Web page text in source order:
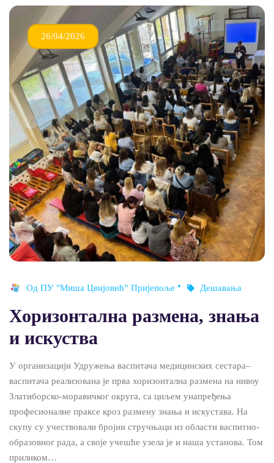
26/04/2026
Од ПУ "Миша Цвијовић” Пријепоље Дешавања
Хоризонтална размена, знања
и искуства
У организацији Удружења васпитача медицинских сестара–
васпитача реализована је прва хоризонтална размена на нивоу
Златиборско-моравичког округа, са циљем унапређења
професионалне праксе кроз размену знања и искустава. На
скупу су учествовали бројни стручњаци из области васпитно-
образовног рада, а своје учешће узела је и наша установа. Том
приликом…